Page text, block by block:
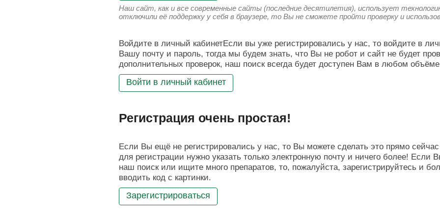
Наш сайт, как и все современные сайты (последние десятилетия), использует
отключили её поддержку у себя в браузере, то Вы не сможете пройти проверку и
Войдите в личный кабинетЕсли вы уже регистрировались у нас, то войдите в
Вашу почту и пароль, тогда мы будем знать, что Вы не робот и сайт не будет
дополнительных проверок, наш поиск всегда будет доступен Вам в любом
Войти в личный кабинет
Регистрация очень простая!
Если Вы ещё не регистрировались у нас, то Вы можете сделать это прямо
для регистрации нужно указать только электронную почту и ничего более! Если
наш поиск или ищите много препаратов, то, пожалуйста, зарегистрируйтесь и
вводить код с картинки.
Зарегистрироваться